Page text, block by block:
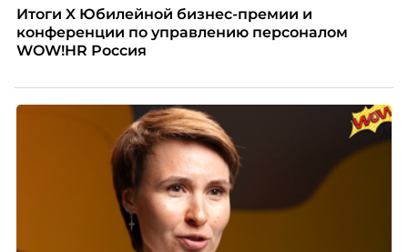
Итоги X Юбилейной бизнес-премии и
конференции по управлению персоналом
WOW!HR Россия